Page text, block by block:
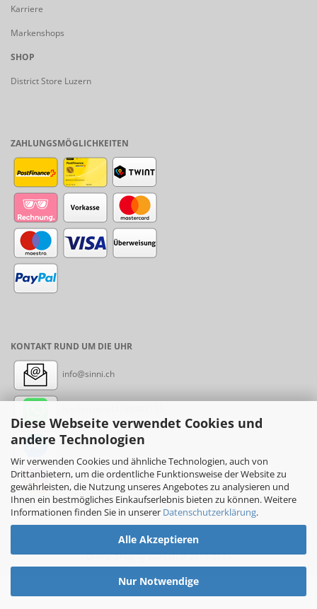
Diese Webseite verwendet Cookies und
andere Technologien
Wir verwenden Cookies und ähnliche Technologien, auch von
Drittanbietern, um die ordentliche Funktionsweise der Website zu
gewährleisten, die Nutzung unseres Angebotes zu analysieren und
Ihnen ein bestmögliches Einkaufserlebnis bieten zu können. Weitere
Informationen finden Sie in unserer Datenschutzerklärung.
Alle Akzeptieren
Nur Notwendige
Karriere
Markenshops
SHOP
District Store Luzern
ZAHLUNGSMÖGLICHKEITEN
KONTAKT RUND UM DIE UHR
info@sinni.ch
Messenger: sinni.ch
Instagram: sinni_ch
Online-Shopby sinni.ch © 2017-2026